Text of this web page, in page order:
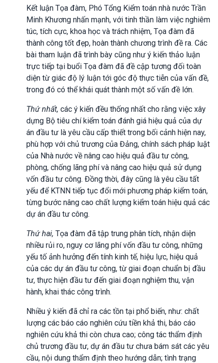
Kết luận Tọa đàm, Phó Tổng Kiểm toán nhà nước Trần
Minh Khương nhấn mạnh, với tinh thần làm việc nghiêm
túc, tích cực, khoa học và trách nhiệm, Tọa đàm đã
thành công tốt đẹp, hoàn thành chương trình đề ra. Các
bài tham luận đã trình bày cũng như ý kiến thảo luận
trực tiếp tại buổi Tọa đàm đã đề cập tương đối toàn
diện từ giác độ lý luận tới góc độ thực tiễn của vấn đề,
trong đó có thể khái quát thành một số vấn đề lớn.
Thứ nhất, các ý kiến đều thống nhất cho rằng việc xây
dựng Bộ tiêu chí kiểm toán đánh giá hiệu quả của dự
án đầu tư là yêu cầu cấp thiết trong bối cảnh hiện nay,
phù hợp với chủ trương của Đảng, chính sách pháp luật
của Nhà nước về nâng cao hiệu quả đầu tư công,
phòng, chống lãng phí và nâng cao hiệu quả sử dụng
vốn đầu tư công. Đồng thời, đây cũng là yêu cầu tất
yếu để KTNN tiếp tục đổi mới phương pháp kiểm toán,
từng bước nâng cao chất lượng kiểm toán hiệu quả các
dự án đầu tư công.
Thứ hai, Tọa đàm đã tập trung phân tích, nhận diện
nhiều rủi ro, nguy cơ lãng phí vốn đầu tư công, những
yếu tố ảnh hưởng đến tính kinh tế, hiệu lực, hiệu quả
của các dự án đầu tư công, từ giai đoạn chuẩn bị đầu
tư, thực hiện đầu tư đến giai đoạn nghiệm thu, vận
hành, khai thác công trình.
Nhiều ý kiến đã chỉ ra các tồn tại phổ biến, như: chất
lượng các báo cáo nghiên cứu tiền khả thi, báo cáo
nghiên cứu khả thi còn chưa cao; công tác thẩm định
chủ trương đầu tư, dự án đầu tư chưa bám sát các yêu
cầu, nội dung thẩm định theo hướng dẫn; tình trạng